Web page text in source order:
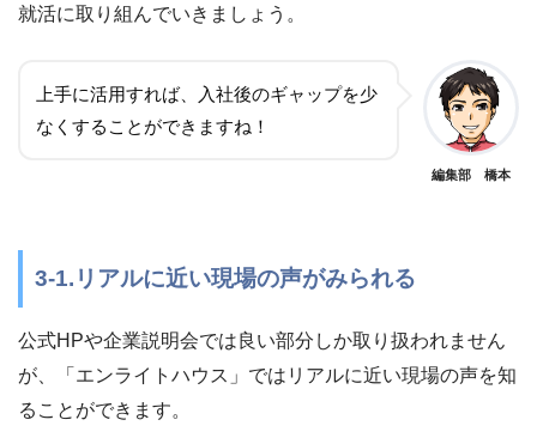
就活に取り組んでいきましょう。
上手に活用すれば、入社後のギャップを少
なくすることができますね！
編集部 橋本
3-1.リアルに近い現場の声がみられる
公式HPや企業説明会では良い部分しか取り扱われません
が、「エンライトハウス」ではリアルに近い現場の声を知
ることができます。